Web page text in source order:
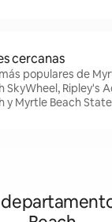
cercanas
populares de
SkyWheel, Ripley's
y Myrtle Beach